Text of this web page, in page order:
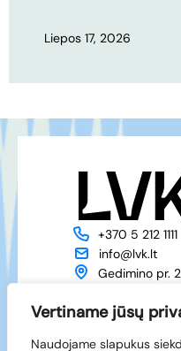
Vertiname jūsų
Naudojame slapukus
Liepos 17, 2026
+370 5 212 1111
info@lvk.lt
Gedimino pr.
Naujienos